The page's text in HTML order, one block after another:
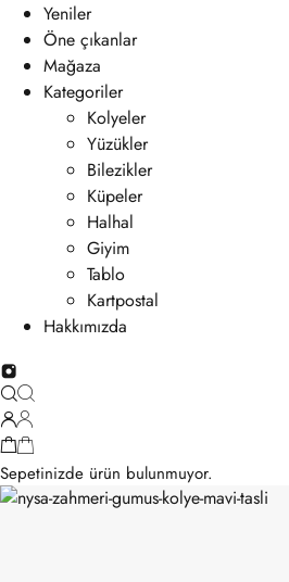
Yeniler
Öne çıkanlar
Mağaza
Kategoriler
Kolyeler
Yüzükler
Bilezikler
Küpeler
Halhal
Giyim
Tablo
Kartpostal
Hakkımızda
Sepetinizde ürün bulunmuyor.